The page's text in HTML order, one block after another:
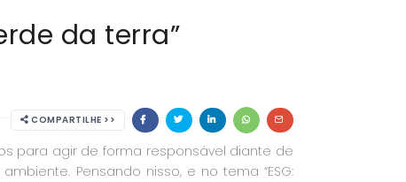
da terra”
COMPARTILHE >>
para agir de forma responsável diante de
Pensando nisso, e no tema “ESG: